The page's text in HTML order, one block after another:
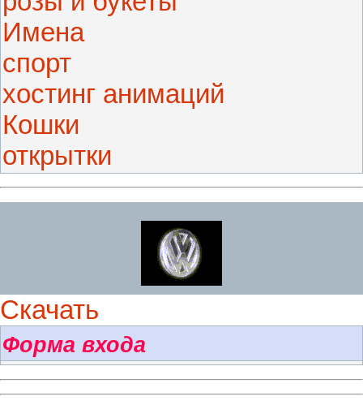
Имена
спорт
хостинг анимаций
Кошки
открытки
Скачать
Форма входа